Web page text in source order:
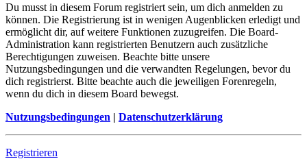
Du musst in diesem Forum registriert sein, um dich anmelden zu
können. Die Registrierung ist in wenigen Augenblicken erledigt und
ermöglicht dir, auf weitere Funktionen zuzugreifen. Die Board-
Administration kann registrierten Benutzern auch zusätzliche
Berechtigungen zuweisen. Beachte bitte unsere
Nutzungsbedingungen und die verwandten Regelungen, bevor du
dich registrierst. Bitte beachte auch die jeweiligen Forenregeln,
wenn du dich in diesem Board bewegst.
Nutzungsbedingungen | Datenschutzerklärung
Registrieren